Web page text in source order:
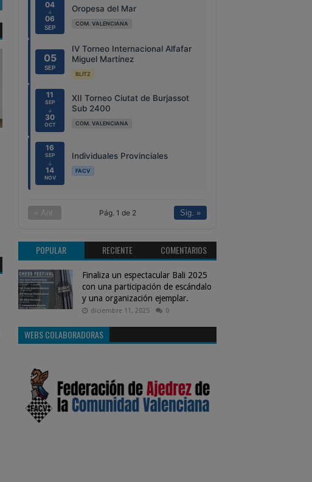
04
↓
06
SEP
Oropesa del Mar
COM. VALENCIANA
05
SEP
IV Torneo Internacional Alfafar
Miguel Martínez
BLITZ
11
SEP
↓
30
OCT
XII Torneo Ciutat de Burjassot
Sub 2400
COM. VALENCIANA
16
SEP
↓
14
NOV
Individuales Provinciales
FACV
« Ant. Pág. 1 de 2 Sig. »
POPULAR RECIENTE COMENTARIOS
Finaliza un espectacular Bali 2025
con una participación de escándalo
y una organización ejemplar.
diciembre 11, 2025 0
WEBS COLABORADORAS